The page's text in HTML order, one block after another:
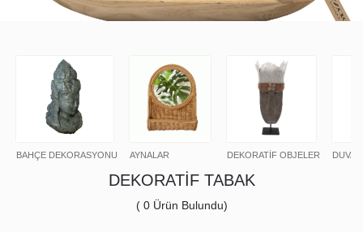
BAHÇE DEKORASYONU AYNALAR DEKORATİF OBJELER
DEKORATİF TABAK
( 0Ürün Bulundu)